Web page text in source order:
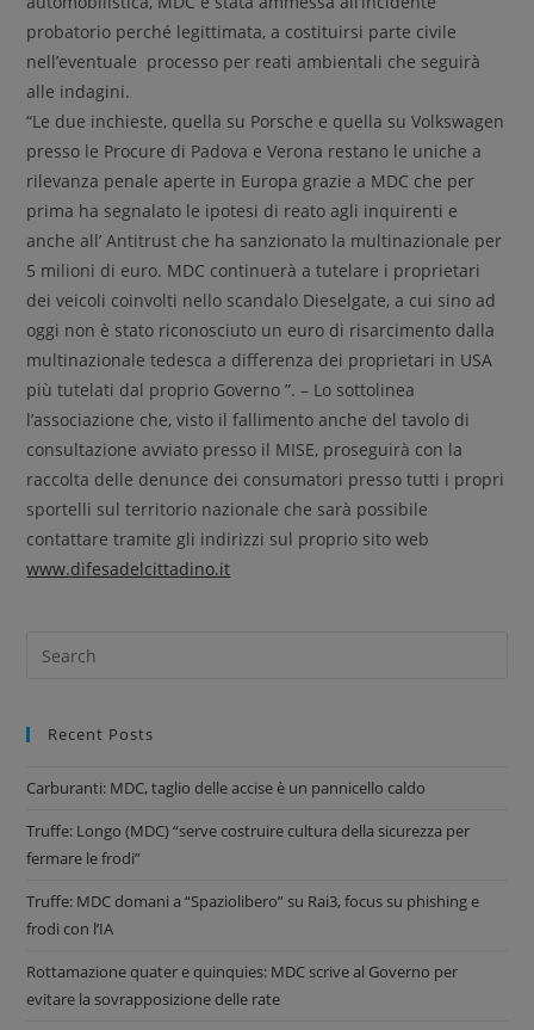
probatorio perché legittimata, a costituirsi parte civile
nell’eventuale processo per reati ambientali che seguirà
alle indagini.
“Le due inchieste, quella su Porsche e quella su Volkswagen
presso le Procure di Padova e Verona restano le uniche a
rilevanza penale aperte in Europa grazie a MDC che per
prima ha segnalato le ipotesi di reato agli inquirenti e
anche all’ Antitrust che ha sanzionato la multinazionale per
5 milioni di euro. MDC continuerà a tutelare i proprietari
dei veicoli coinvolti nello scandalo Dieselgate, a cui sino ad
oggi non è stato riconosciuto un euro di risarcimento dalla
multinazionale tedesca a differenza dei proprietari in USA
più tutelati dal proprio Governo ”. – Lo sottolinea
l’associazione che, visto il fallimento anche del tavolo di
consultazione avviato presso il MISE, proseguirà con la
raccolta delle denunce dei consumatori presso tutti i propri
sportelli sul territorio nazionale che sarà possibile
contattare tramite gli indirizzi sul proprio sito web
www.difesadelcittadino.it
Recent Posts
Carburanti: MDC, taglio delle accise è un pannicello caldo
Truffe: Longo (MDC) “serve costruire cultura della sicurezza per
fermare le frodi”
Truffe: MDC domani a “Spaziolibero” su Rai3, focus su phishing e
frodi con l’IA
Rottamazione quater e quinquies: MDC scrive al Governo per
evitare la sovrapposizione delle rate